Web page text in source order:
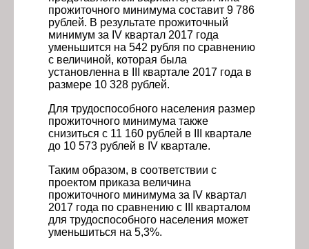
прожиточного минимума составит 9 786
рублей. В результате прожиточный
минимум за IV квартал 2017 года
уменьшится на 542 рубля по сравнению
с величиной, которая была
установленна в III квартале 2017 года в
размере 10 328 рублей.
Для трудоспособного населения размер
прожиточного минимума также
снизиться с 11 160 рублей в
III квартале
до 10 573 рублей в IV квартале.
Таким образом, в соответствии с
проектом приказа величина
прожиточного минимума за IV квартал
2017 года по сравнению с III кварталом
для трудоспособного населения может
уменьшиться на 5,3%.